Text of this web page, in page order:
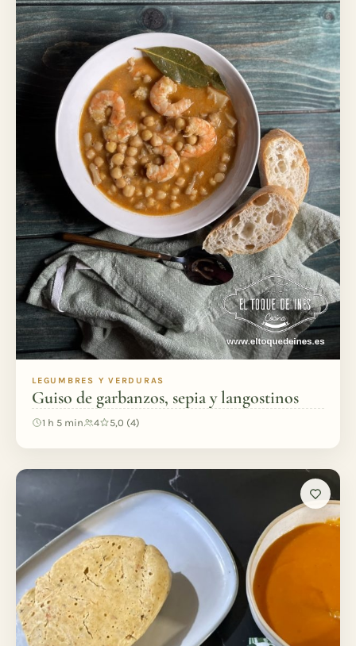
LEGUMBRES Y VERDURAS
Guiso de garbanzos, sepia y langostinos
1 h 5 min 4 5,0 (4)